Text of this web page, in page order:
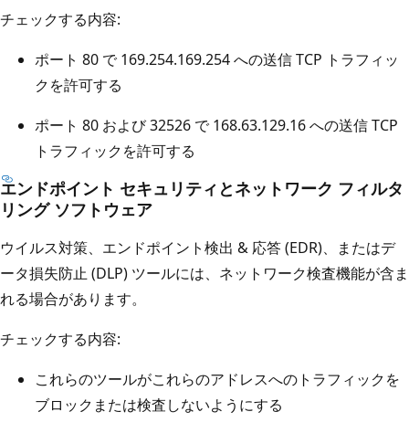
チェックする内容:
ポート 80 で 169.254.169.254 への送信 TCP トラフィッ
クを許可する
ポート 80 および 32526 で 168.63.129.16 への送信 TCP
トラフィックを許可する
エンドポイント セキュリティとネットワーク フィルタ
リング ソフトウェア
ウイルス対策、エンドポイント検出 & 応答 (EDR)、またはデ
ータ損失防止 (DLP) ツールには、ネットワーク検査機能が含ま
れる場合があります。
チェックする内容:
これらのツールがこれらのアドレスへのトラフィックを
ブロックまたは検査しないようにする